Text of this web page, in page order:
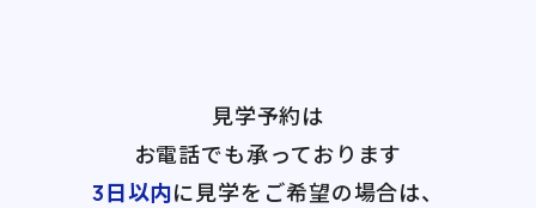
見学予約は
お電話でも承っております
3日以内に見学をご希望の場合は、